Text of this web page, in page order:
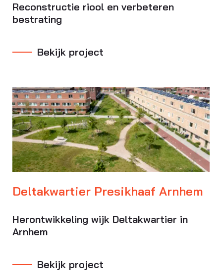
Reconstructie riool en verbeteren
bestrating
Bekijk project
Deltakwartier Presikhaaf Arnhem
Herontwikkeling wijk Deltakwartier in
Arnhem
Bekijk project